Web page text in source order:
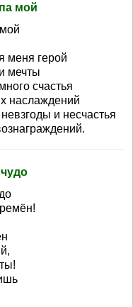
мой
меня герой
мечты
счастья
наслаждений
и несчастья